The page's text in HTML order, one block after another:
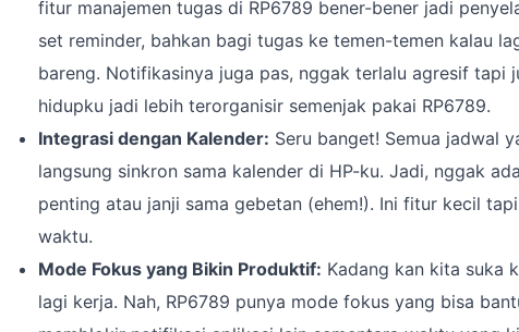
fitur manajemen tugas di RP6789 bener-bener jadi
set reminder, bahkan bagi tugas ke temen-temen kalau
bareng. Notifikasinya juga pas, nggak terlalu agresif tapi
hidupku jadi lebih terorganisir semenjak pakai RP6789.
Integrasi dengan Kalender: Seru banget! Semua jadwal
langsung sinkron sama kalender di HP-ku. Jadi, nggak
penting atau janji sama gebetan (ehem!). Ini fitur kecil
waktu.
Mode Fokus yang Bikin Produktif: Kadang kan kita suka
lagi kerja. Nah, RP6789 punya mode fokus yang bisa